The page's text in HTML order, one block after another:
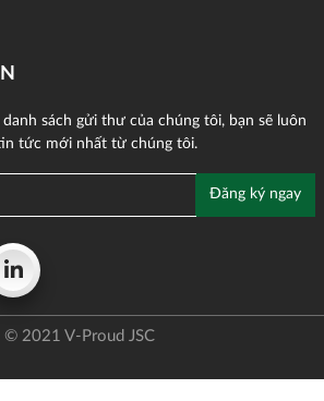
danh sách gửi thư của chúng tôi, bạn sẽ luôn
tức mới nhất từ chúng tôi.
© 2021 V-Proud JSC